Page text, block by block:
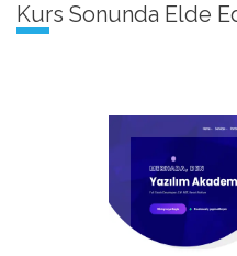
Kurs Sonunda Elde